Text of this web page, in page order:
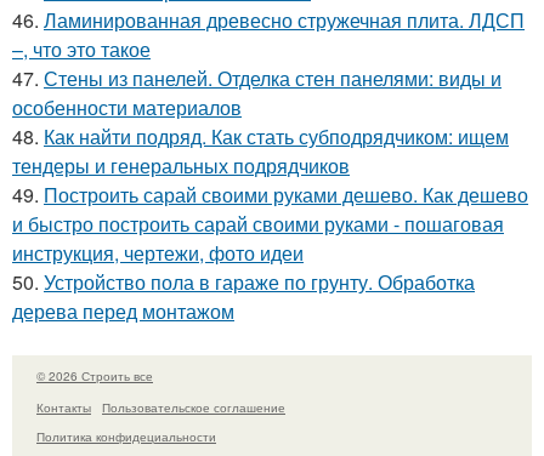
46. Ламинированная древесно стружечная плита. ЛДСП
–, что это такое
47. Стены из панелей. Отделка стен панелями: виды и
особенности материалов
48. Как найти подряд. Как стать субподрядчиком: ищем
тендеры и генеральных подрядчиков
49. Построить сарай своими руками дешево. Как дешево
и быстро построить сарай своими руками - пошаговая
инструкция, чертежи, фото идеи
50. Устройство пола в гараже по грунту. Обработка
дерева перед монтажом
© 2026 Строить все
Контакты
Пользовательское соглашение
Политика конфидециальности